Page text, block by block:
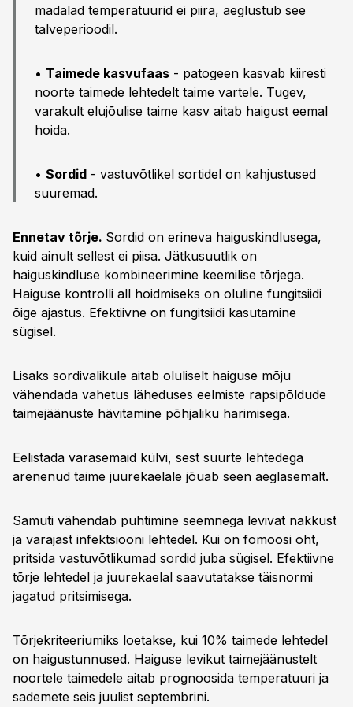
madalad temperatuurid ei piira, aeglustub see
talveperioodil.
• Taimede kasvufaas - patogeen kasvab kiiresti
noorte taimede lehtedelt taime vartele. Tugev,
varakult elujõulise taime kasv aitab haigust eemal
hoida.
• Sordid - vastuvõtlikel sortidel on kahjustused
suuremad.
Ennetav tõrje. Sordid on erineva haiguskindlusega,
kuid ainult sellest ei piisa. Jätkusuutlik on
haiguskindluse kombineerimine keemilise tõrjega.
Haiguse kontrolli all hoidmiseks on oluline fungitsiidi
õige ajastus. Efektiivne on fungitsiidi kasutamine
sügisel.
Lisaks sordivalikule aitab oluliselt haiguse mõju
vähendada vahetus läheduses eelmiste rapsipõldude
taimejäänuste hävitamine põhjaliku harimisega.
Eelistada varasemaid külvi, sest suurte lehtedega
arenenud taime juurekaelale jõuab seen aeglasemalt.
Samuti vähendab puhtimine seemnega levivat nakkust
ja varajast infektsiooni lehtedel. Kui on fomoosi oht,
pritsida vastuvõtlikumad sordid juba sügisel. Efektiivne
tõrje lehtedel ja juurekaelal saavutatakse täisnormi
jagatud pritsimisega.
Tõrjekriteeriumiks loetakse, kui 10% taimede lehtedel
on haigustunnused. Haiguse levikut taimejäänustelt
noortele taimedele aitab prognoosida temperatuuri ja
sademete seis juulist septembrini.